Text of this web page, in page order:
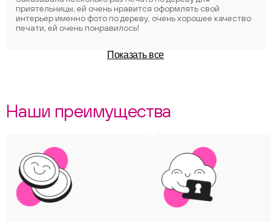
приятельницы, ей очень нравится оформлять свой
интерьер именно фото по дереву, очень хорошее качество
печати, ей очень понравилось!
Показать все
Наши преимущества